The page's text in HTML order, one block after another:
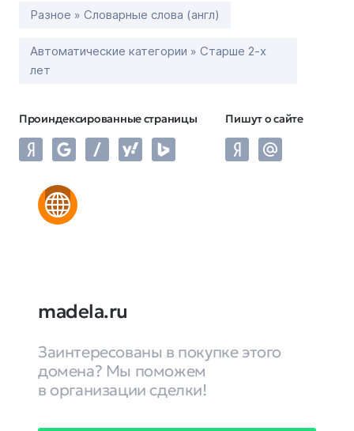
Разное » Словарные слова (англ)
Автоматические категории » Старше 2-х
лет
Проиндексированные страницы Пишут о сайте
madela.ru
Заинтересованы в покупке этого
домена? Мы поможем
в организации сделки!